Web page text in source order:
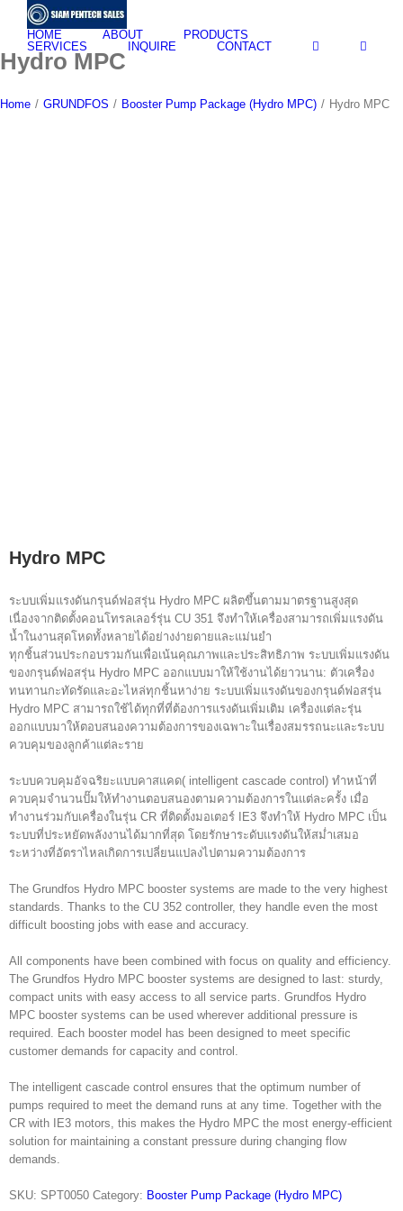
content
HOME ABOUT
PRODUCTS
SERVICES
INQUIRE CONTACT
Hydro MPC
Home / GRUNDFOS / Booster Pump Package (Hydro MPC) / Hydro MPC
Hydro MPC
ระบบเพิ่มแรงดันกรุนด์ฟอสรุ่น Hydro MPC ผลิตขึ้นตามมาตรฐานสูงสุด
เนื่องจากติดตั้งคอนโทรลเลอร์รุ่น CU 351 จึงทำให้เครื่องสามารถเพิ่มแรงดัน
น้ำในงานสุดโหดทั้งหลายได้อย่างง่ายดายและแม่นยำ
ทุกชิ้นส่วนประกอบรวมกันเพื่อเน้นคุณภาพและประสิทธิภาพ ระบบเพิ่มแรงดัน
ของกรุนด์ฟอสรุ่น Hydro MPC ออกแบบมาให้ใช้งานได้ยาวนาน: ตัวเครื่อง
ทนทานกะทัดรัดและอะไหล่ทุกชิ้นหาง่าย ระบบเพิ่มแรงดันของกรุนด์ฟอสรุ่น
Hydro MPC สามารถใช้ได้ทุกที่ที่ต้องการแรงดันเพิ่มเติม เครื่องแต่ละรุ่น
ออกแบบมาให้ตอบสนองความต้องการของเฉพาะในเรื่องสมรรถนะและระบบ
ควบคุมของลูกค้าแต่ละราย
ระบบควบคุมอัจฉริยะแบบคาสแคด( intelligent cascade control) ทำหน้าที่
ควบคุมจำนวนปั๊มให้ทำงานตอบสนองตามความต้องการในแต่ละครั้ง เมื่อ
ทำงานร่วมกับเครื่องในรุ่น CR ที่ติดตั้งมอเตอร์ IE3 จึงทำให้ Hydro MPC เป็น
ระบบที่ประหยัดพลังงานได้มากที่สุด โดยรักษาระดับแรงดันให้สม่ำเสมอ
ระหว่างที่อัตราไหลเกิดการเปลี่ยนแปลงไปตามความต้องการ
The Grundfos Hydro MPC booster systems are made to the very highest
standards. Thanks to the CU 352 controller, they handle even the most
difficult boosting jobs with ease and accuracy.
All components have been combined with focus on quality and efficiency.
The Grundfos Hydro MPC booster systems are designed to last: sturdy,
compact units with easy access to all service parts. Grundfos Hydro
MPC booster systems can be used wherever additional pressure is
required. Each booster model has been designed to meet specific
customer demands for capacity and control.
The intelligent cascade control ensures that the optimum number of
pumps required to meet the demand runs at any time. Together with the
CR with IE3 motors, this makes the Hydro MPC the most energy-efficient
solution for maintaining a constant pressure during changing flow
demands.
SKU: SPT0050 Category: Booster Pump Package (Hydro MPC)